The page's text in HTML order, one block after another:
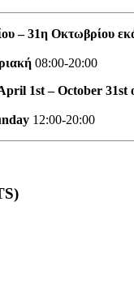
– 31η Οκτωβρίου
08:00-20:00
1st – October 31st
12:00-20:00